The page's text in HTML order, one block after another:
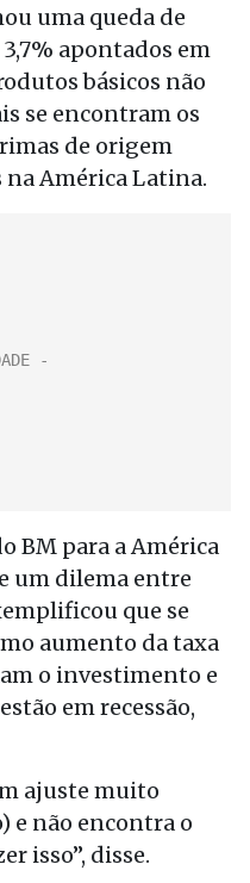
uma queda de
3,7% apontados em
básicos não
se encontram os
de origem
América Latina.
BM para a América
um dilema entre
que se
aumento da taxa
o investimento e
em recessão,
ajuste muito
e não encontra o
isso”, disse.